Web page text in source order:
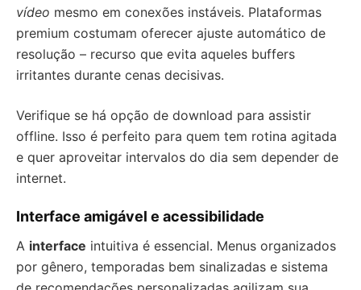
vídeo mesmo em conexões instáveis. Plataformas
premium costumam oferecer ajuste automático de
resolução – recurso que evita aqueles buffers
irritantes durante cenas decisivas.
Verifique se há opção de download para assistir
offline. Isso é perfeito para quem tem rotina agitada
e quer aproveitar intervalos do dia sem depender de
internet.
Interface amigável e acessibilidade
A interface intuitiva é essencial. Menus organizados
por gênero, temporadas bem sinalizadas e sistema